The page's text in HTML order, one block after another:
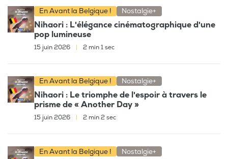
En Avant la Belgique ! Nostalgie+
Nihaori : L'élégance cinématographique d'une
pop lumineuse
15 juin 2026 2 min 1 sec
En Avant la Belgique ! Nostalgie+
Nihaori : Le triomphe de l'espoir à travers le
prisme de « Another Day »
15 juin 2026 2 min 2 sec
En Avant la Belgique ! Nostalgie+